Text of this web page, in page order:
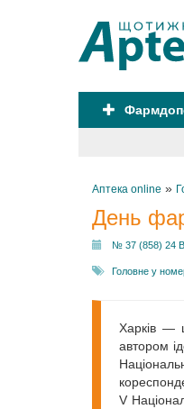
Аптека online »
День
№ 37 (858) 24
Головне у
Харків —
автором
V